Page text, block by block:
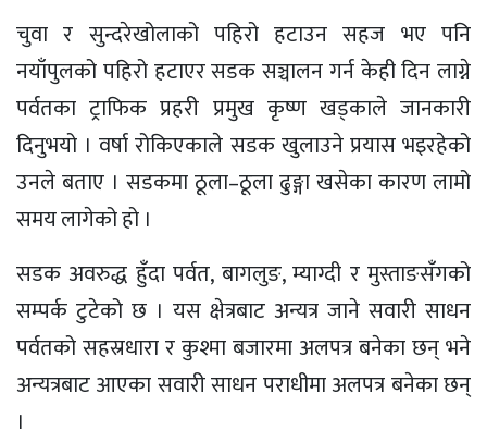
चुवा र सुन्दरेखोलाको पहिरो हटाउन सहज भए पनि
नयाँपुलको पहिरो हटाएर सडक सञ्चालन गर्न केही दिन लाग्ने
पर्वतका ट्राफिक प्रहरी प्रमुख कृष्ण खड्काले जानकारी
दिनुभयो । वर्षा रोकिएकाले सडक खुलाउने प्रयास भइरहेको
उनले बताए । सडकमा ठूला–ठूला ढुङ्गा खसेका कारण लामो
समय लागेको हो ।
सडक अवरुद्ध हुँदा पर्वत, बागलुङ, म्याग्दी र मुस्ताङसँगको
सम्पर्क टुटेको छ । यस क्षेत्रबाट अन्यत्र जाने सवारी साधन
पर्वतको सहस्रधारा र कुश्मा बजारमा अलपत्र बनेका छन् भने
अन्यत्रबाट आएका सवारी साधन पराधीमा अलपत्र बनेका छन्
।